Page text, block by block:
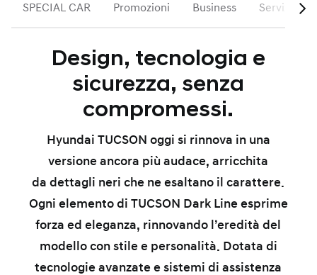
SPECIAL CAR Promozioni Business Servizi
Design, tecnologia e
sicurezza, senza
compromessi.
Hyundai TUCSON oggi si rinnova in una
versioneancora più audace, arricchita
dadettagli neri che ne esaltano il carattere.
Ogni elemento di TUCSON Dark Lineesprime
forza ed eleganza, rinnovando l’eredità del
modello con stile e personalità. Dotata di
tecnologie avanzate e sistemi di assistenza